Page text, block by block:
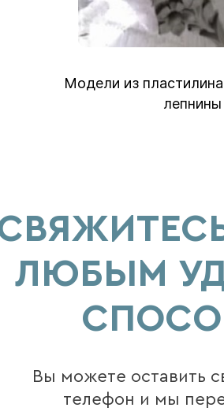
Модели из
лепнины
ЛЮБЫМ
Вы можете оставить
телефон и мы